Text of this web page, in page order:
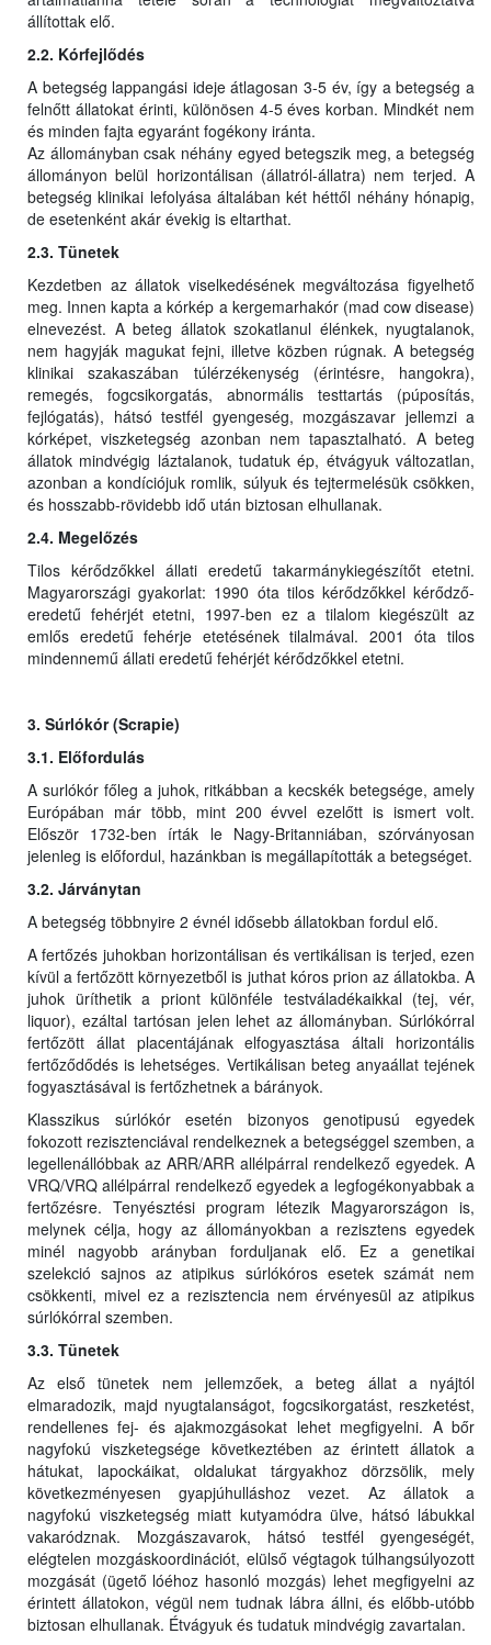
állítottak elő.
2.2. Kórfejlődés
A betegség lappangási ideje átlagosan 3-5 év, így a betegség a
felnőtt állatokat érinti, különösen 4-5 éves korban. Mindkét nem
és minden fajta egyaránt fogékony iránta.
Az állományban csak néhány egyed betegszik meg, a betegség
állományon belül horizontálisan (állatról-állatra) nem terjed. A
betegség klinikai lefolyása általában két héttől néhány hónapig,
de esetenként akár évekig is eltarthat.
2.3. Tünetek
Kezdetben az állatok viselkedésének megváltozása figyelhető
meg. Innen kapta a kórkép a kergemarhakór (mad cow disease)
elnevezést. A beteg állatok szokatlanul élénkek, nyugtalanok,
nem hagyják magukat fejni, illetve közben rúgnak. A betegség
klinikai szakaszában túlérzékenység (érintésre, hangokra),
remegés, fogcsikorgatás, abnormális testtartás (púposítás,
fejlógatás), hátsó testfél gyengeség, mozgászavar jellemzi a
kórképet, viszketegség azonban nem tapasztalható. A beteg
állatok mindvégig láztalanok, tudatuk ép, étvágyuk változatlan,
azonban a kondíciójuk romlik, súlyuk és tejtermelésük csökken,
és hosszabb-rövidebb idő után biztosan elhullanak.
2.4. Megelőzés
Tilos kérődzőkkel állati eredetű takarmánykiegészítőt etetni.
Magyarországi gyakorlat: 1990 óta tilos kérődzőkkel kérődző-
eredetű fehérjét etetni, 1997-ben ez a tilalom kiegészült az
emlős eredetű fehérje etetésének tilalmával. 2001 óta tilos
mindennemű állati eredetű fehérjét kérődzőkkel etetni.
3. Súrlókór (Scrapie)
3.1. Előfordulás
A surlókór főleg a juhok, ritkábban a kecskék betegsége, amely
Európában már több, mint 200 évvel ezelőtt is ismert volt.
Először 1732-ben írták le Nagy-Britanniában, szórványosan
jelenleg is előfordul, hazánkban is megállapították a betegséget.
3.2. Járványtan
A betegség többnyire 2 évnél idősebb állatokban fordul elő.
A fertőzés juhokban horizontálisan és vertikálisan is terjed, ezen
kívül a fertőzött környezetből is juthat kóros prion az állatokba. A
juhok üríthetik a priont különféle testváladékaikkal (tej, vér,
liquor), ezáltal tartósan jelen lehet az állományban. Súrlókórral
fertőzött állat placentájának elfogyasztása általi horizontális
fertőződődés is lehetséges. Vertikálisan beteg anyaállat tejének
fogyasztásával is fertőzhetnek a bárányok.
Klasszikus súrlókór esetén bizonyos genotipusú egyedek
fokozott rezisztenciával rendelkeznek a betegséggel szemben, a
legellenállóbbak az ARR/ARR allélpárral rendelkező egyedek. A
VRQ/VRQ allélpárral rendelkező egyedek a legfogékonyabbak a
fertőzésre. Tenyésztési program létezik Magyarországon is,
melynek célja, hogy az állományokban a rezisztens egyedek
minél nagyobb arányban forduljanak elő. Ez a genetikai
szelekció sajnos az atipikus súrlókóros esetek számát nem
csökkenti, mivel ez a rezisztencia nem érvényesül az atipikus
súrlókórral szemben.
3.3. Tünetek
Az első tünetek nem jellemzőek, a beteg állat a nyájtól
elmaradozik, majd nyugtalanságot, fogcsikorgatást, reszketést,
rendellenes fej- és ajakmozgásokat lehet megfigyelni. A bőr
nagyfokú viszketegsége következtében az érintett állatok a
hátukat, lapockáikat, oldalukat tárgyakhoz dörzsölik, mely
következményesen gyapjúhulláshoz vezet. Az állatok a
nagyfokú viszketegség miatt kutyamódra ülve, hátsó lábukkal
vakaródznak. Mozgászavarok, hátsó testfél gyengeségét,
elégtelen mozgáskoordinációt, elülső végtagok túlhangsúlyozott
mozgását (ügető lóéhoz hasonló mozgás) lehet megfigyelni az
érintett állatokon, végül nem tudnak lábra állni, és előbb-utóbb
biztosan elhullanak. Étvágyuk és tudatuk mindvégig zavartalan.